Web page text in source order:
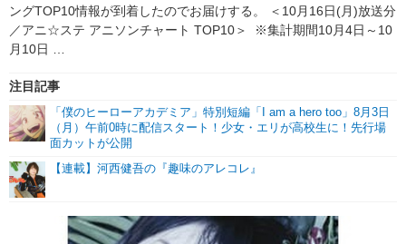
舞台 新帝スタ
編集部ブログ・お知らせ
ングTOP10情報が到着したのでお届けする。 ＜10月16日(月)放送分
／アニ☆ステ アニソンチャート TOP10＞ ※集計期間10月4日～10
月10日 …
注目記事
「僕のヒーローアカデミア」特別短編「I am a hero too」8月3日
（月）午前0時に配信スタート！少女・エリが高校生に！先行場
面カットが公開
【連載】河西健吾の『趣味のアレコレ』